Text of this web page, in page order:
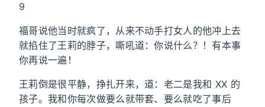
9
福哥说他当时就疯了，从来不动手打女人的他冲上去
就掐住了王莉的脖子，嘶吼道：你说什么？！有本事
你再说一遍！
王莉倒是很平静，挣扎开来，道：老二是我和 XX 的
孩子。我和你每次做要么就带套、要么就吃了事后